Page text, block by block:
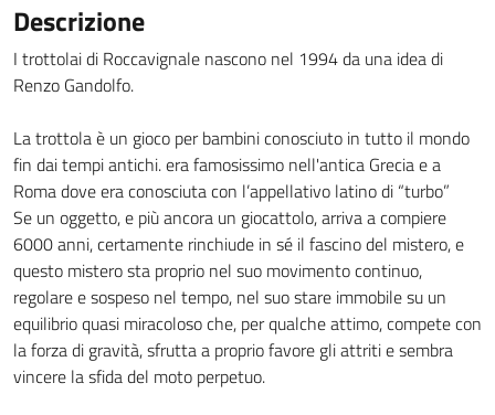
Descrizione
I trottolai di Roccavignale nascono nel 1994 da una idea di
Renzo Gandolfo.
La trottola è un gioco per bambini conosciuto in tutto il mondo
fin dai tempi antichi. era famosissimo nell'antica Grecia e a
Roma dove era conosciuta con l’appellativo latino di “turbo”
Se un oggetto, e più ancora un giocattolo, arriva a compiere
6000 anni, certamente rinchiude in sé il fascino del mistero, e
questo mistero sta proprio nel suo movimento continuo,
regolare e sospeso nel tempo, nel suo stare immobile su un
equilibrio quasi miracoloso che, per qualche attimo, compete con
la forza di gravità, sfrutta a proprio favore gli attriti e sembra
vincere la sfida del moto perpetuo.